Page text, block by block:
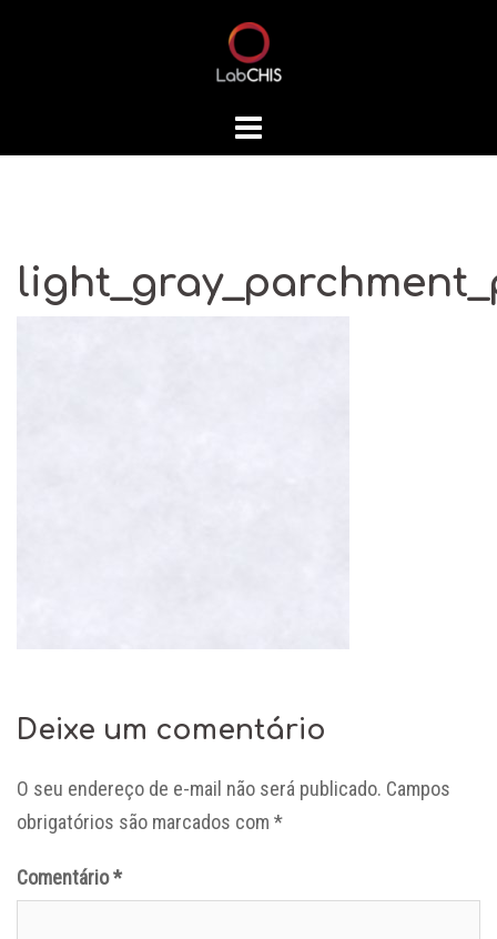
Deixe um comentário
O seu endereço de e-mail não será publicado. Campos
obrigatórios são marcados com *
Comentário*